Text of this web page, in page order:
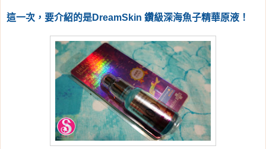
這一次，要介紹的是DreamSkin 鑽級深海魚子精華原液！